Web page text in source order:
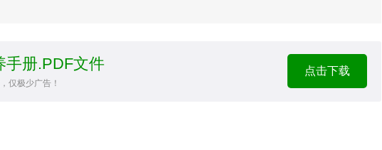
手册.PDF文件
仅极少广告！
点击下载